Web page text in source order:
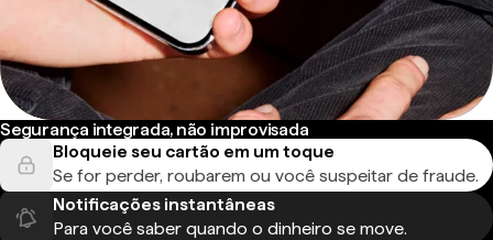
Segurança integrada, não improvisada
Bloqueie seu cartão em um toque
Se for perder, roubarem ou você suspeitar de fraude.
Notificações instantâneas
Para você saber quando o dinheiro se move.